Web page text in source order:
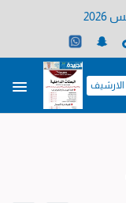
الارشيف